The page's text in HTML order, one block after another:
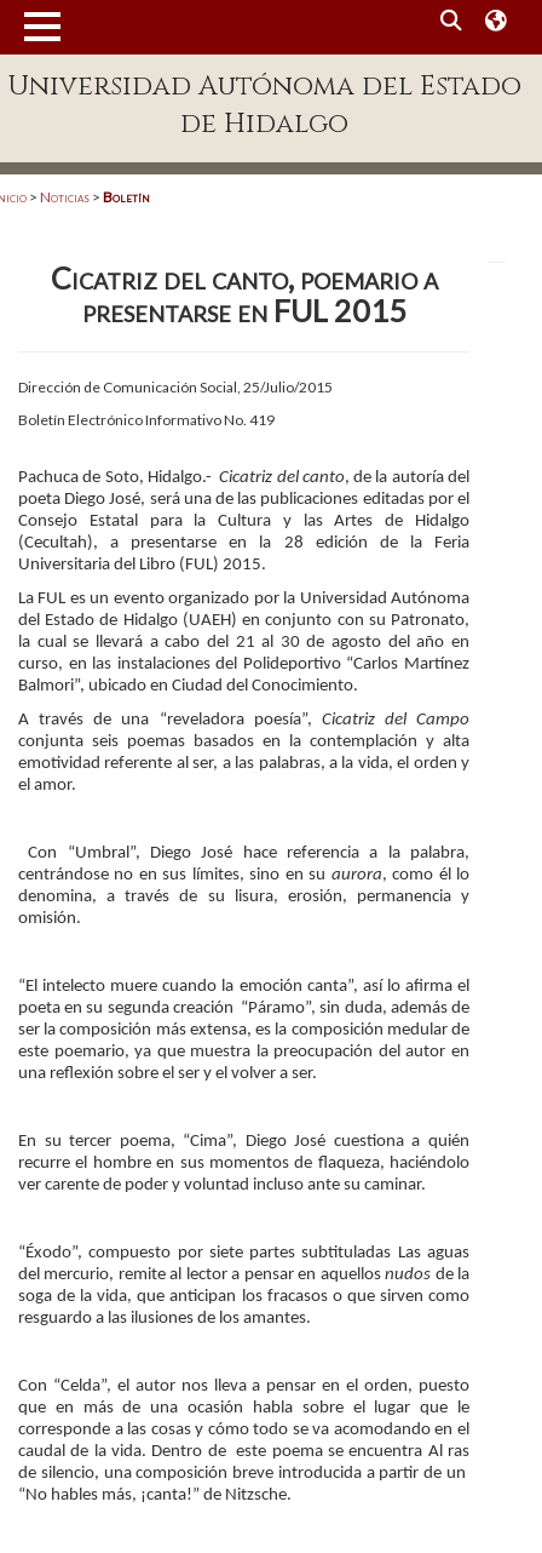
Enlaces
Patronato
Publicaciones en línea
Acreditación Internacional
Alumnado
Aspirantes
Personal
Alumni
Visitantes
Universidad Autónoma del Estado
de Hidalgo
> Noticias > Boletín
Cicatriz del canto, poemario a
presentarse en FUL 2015
Dirección de Comunicación Social, 25/Julio/2015
Boletín Electrónico Informativo No. 419
Pachuca de Soto, Hidalgo.-Cicatriz del canto, de la autoría del
poeta Diego José, será una de las publicaciones editadas por el
Consejo Estatal para la Cultura y las Artes de Hidalgo
(Cecultah), a presentarse en la 28 edición de la Feria
Universitaria del Libro (FUL) 2015.
La FUL es un evento organizado por la Universidad Autónoma
del Estado de Hidalgo (UAEH) en conjunto con su Patronato,
la cual se llevará a cabo del 21 al 30 de agosto del año en
curso, en las instalaciones del Polideportivo “Carlos Martínez
Balmori”, ubicado en Ciudad del Conocimiento.
A través de una “reveladora poesía”, Cicatriz del Campo
conjunta seis poemas basados en la contemplación y alta
emotividad referente al ser, a las palabras, a la vida, el orden y
el amor.
Con “Umbral”, Diego José hace referencia a la palabra,
centrándose no en sus límites, sino en su aurora, como él lo
denomina, a través de su lisura, erosión, permanencia y
omisión.
“El intelecto muere cuando la emoción canta”, así lo afirma el
poeta en su segunda creación “Páramo”, sin duda, además de
ser la composición más extensa, es la composición medular de
este poemario, ya que muestra la preocupación del autor en
una reflexión sobre el ser y el volver a ser.
En su tercer poema, “Cima”, Diego José cuestiona a quién
recurre el hombre en sus momentos de flaqueza, haciéndolo
ver carente de poder y voluntad incluso ante su caminar.
“Éxodo”, compuesto por siete partes subtituladas Las aguas
del mercurio, remite al lector a pensar en aquellosnudos de la
soga de la vida, que anticipan los fracasos o que sirven como
resguardo a las ilusiones de los amantes.
Con “Celda”, el autor nos lleva a pensar en el orden, puesto
que en más de una ocasión habla sobre el lugar que le
corresponde a las cosas y cómo todo se va acomodando en el
caudal de la vida. Dentro de este poema se encuentra Al ras
de silencio, una composición breve introducida a partir de un
“No hables más, ¡canta!” de Nitzsche.